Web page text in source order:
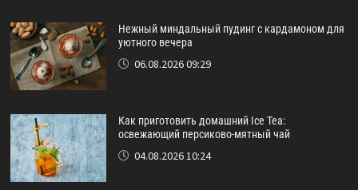
Нежный миндальный пудинг с кардамоном для
уютного вечера
06.08.2026 09:29
Как приготовить домашний Ice Tea:
освежающий персиково-мятный чай
04.08.2026 10:24